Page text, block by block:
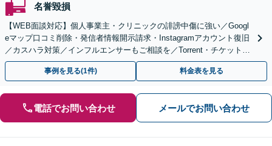
名誉毀損
【WEB面談対応】個人事業主・クリニックの誹謗中傷に強い／Googl
eマップ口コミ削除・発信者情報開示請求・Instagramアカウント復旧
／カスハラ対策／インフルエンサーもご相談を／Torrent・チケット転
売等の発信者側の対応も得意
事例を見る(1件) 料金表を見る
電話でお問い合わせ メールでお問い合わせ